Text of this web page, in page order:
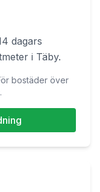
dagars
i Täby.
bostäder över